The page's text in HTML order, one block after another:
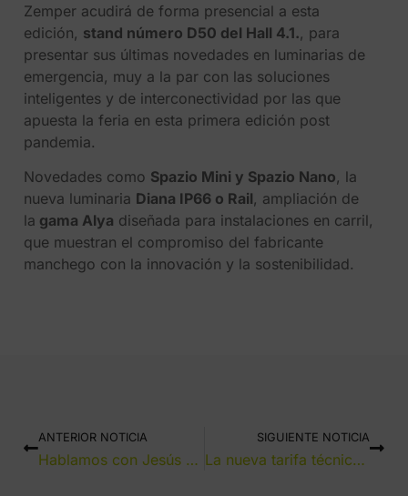
Zemper acudirá de forma presencial a esta
edición, stand número D50 del Hall 4.1., para
presentar sus últimas novedades en luminarias de
emergencia, muy a la par con las soluciones
inteligentes y de interconectividad por las que
apuesta la feria en esta primera edición post
pandemia.
Novedades como Spazio Mini y Spazio Nano, la
nueva luminaria Diana IP66 o Rail, ampliación de
la gama Alya diseñada para instalaciones en carril,
que muestran el compromiso del fabricante
manchego con la innovación y la sostenibilidad.
ANTERIOR NOTICIA
Hablamos con Jesús María Espinosa, Director General del grupo Zemper
SIGUIENTE NOTICIA
La nueva tarifa técnica de Zemper ya está disponible